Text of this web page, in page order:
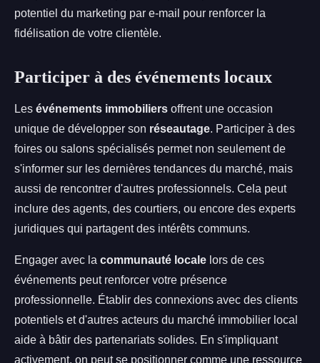
potentiel du marketing par e-mail pour renforcer la
fidélisation de votre clientèle.
Participer à des événements locaux
Les événements immobiliers offrent une occasion
unique de développer son réseautage. Participer à des
foires ou salons spécialisés permet non seulement de
s'informer sur les dernières tendances du marché, mais
aussi de rencontrer d'autres professionnels. Cela peut
inclure des agents, des courtiers, ou encore des experts
juridiques qui partagent des intérêts communs.
Engager avec la communauté locale lors de ces
événements peut renforcer votre présence
professionnelle. Établir des connexions avec des clients
potentiels et d'autres acteurs du marché immobilier local
aide à bâtir des partenariats solides. En s'impliquant
activement, on peut se positionner comme une ressource